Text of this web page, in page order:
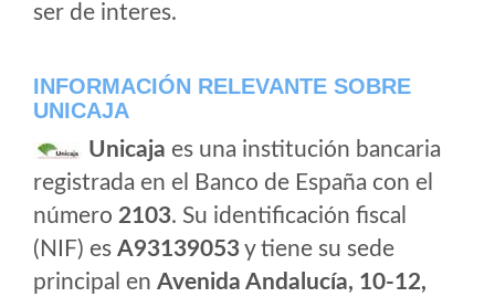
ser de interes.
INFORMACIÓN RELEVANTE SOBRE
UNICAJA
Unicaja es una institución bancaria
registrada en el Banco de España con el
número 2103. Su identificación fiscal
(NIF) es A93139053y tiene su sede
principal en Avenida Andalucía, 10-12,